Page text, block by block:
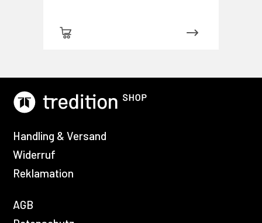
Handling & Versand
Widerruf
Reklamation
AGB